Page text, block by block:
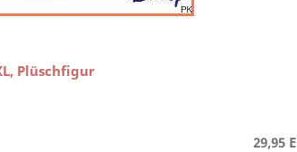
Plüschfigur
29,95